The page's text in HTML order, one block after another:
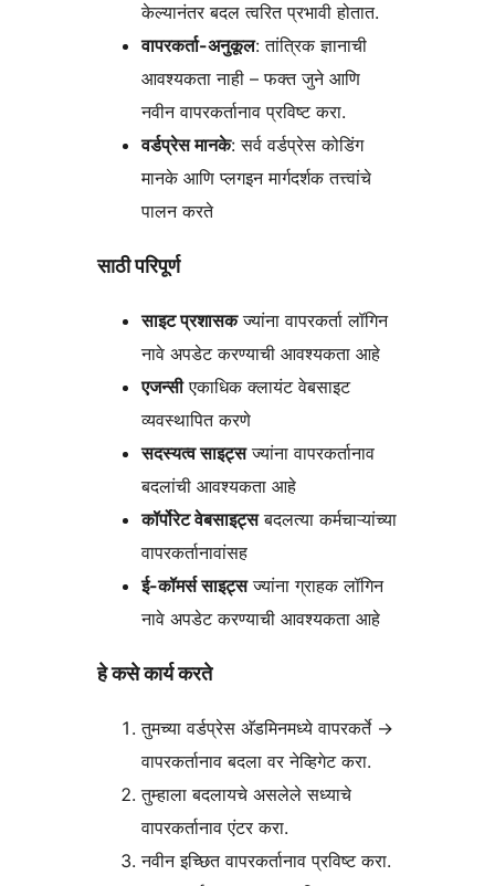
केल्यानंतर बदल त्वरित प्रभावी होतात.
वापरकर्ता-अनुकूल: तांत्रिक ज्ञानाची
आवश्यकता नाही – फक्त जुने आणि
नवीन वापरकर्तानाव प्रविष्ट करा.
वर्डप्रेस मानके: सर्व वर्डप्रेस कोडिंग
मानके आणि प्लगइन मार्गदर्शक तत्त्वांचे
पालन करते
साठी परिपूर्ण
साइट प्रशासकज्यांना वापरकर्ता लॉगिन
नावे अपडेट करण्याची आवश्यकता आहे
एजन्सीएकाधिक क्लायंट वेबसाइट
व्यवस्थापित करणे
सदस्यत्व साइट्सज्यांना वापरकर्तानाव
बदलांची आवश्यकता आहे
कॉर्पोरेट वेबसाइट्सबदलत्या कर्मचाऱ्यांच्या
वापरकर्तानावांसह
ई-कॉमर्स साइट्सज्यांना ग्राहक लॉगिन
नावे अपडेट करण्याची आवश्यकता आहे
हे कसे कार्य करते
तुमच्या वर्डप्रेस अ‍ॅडमिनमध्ये वापरकर्ते →
वापरकर्तानाव बदला वर नेव्हिगेट करा.
तुम्हाला बदलायचे असलेले सध्याचे
वापरकर्तानाव एंटर करा.
नवीन इच्छित वापरकर्तानाव प्रविष्ट करा.